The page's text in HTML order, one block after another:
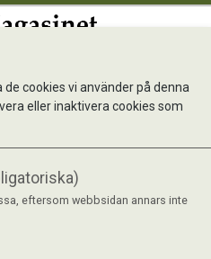
160cm
cookies vi använder på denna
eller inaktivera cookies som
eftersom webbsidan annars inte